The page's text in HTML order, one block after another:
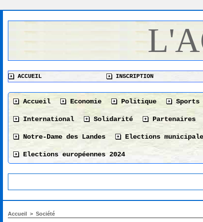
ACCUEIL INSCRIPTION
Accueil Economie Politique Sports
International Solidarité Partenaires
Notre-Dame des Landes Elections
Elections européennes 2024
Accueil > Société